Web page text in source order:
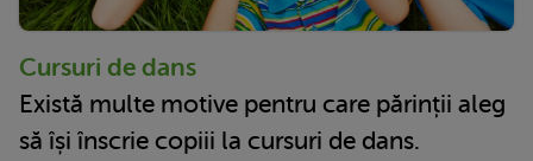
Cursuri de dans
Există multe motive pentru care părinții aleg
să își înscrie copiii la cursuri de dans.